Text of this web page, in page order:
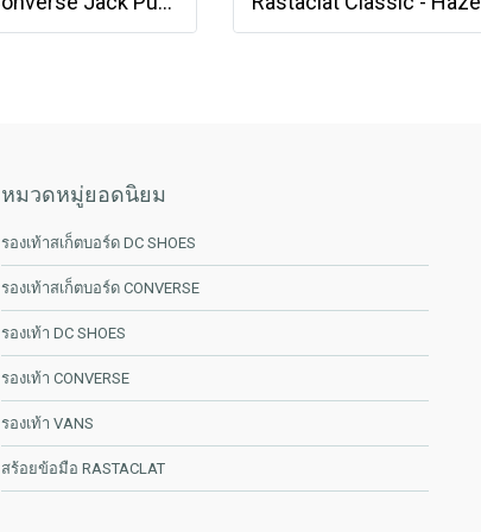
หมวดหมู่ยอดนิยม
รองเท้าสเก็ตบอร์ด DC SHOES
รองเท้าสเก็ตบอร์ด CONVERSE
รองเท้า DC SHOES
รองเท้า CONVERSE
รองเท้า VANS
สร้อยข้อมือ RASTACLAT